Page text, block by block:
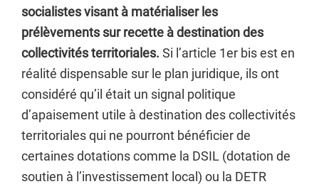
socialistes visant à matérialiser les
prélèvements sur recette à destination des
collectivités territoriales. Si l’article 1er bis est en
réalité dispensable sur le plan juridique, ils ont
considéré qu’il était un signal politique
d’apaisement utile à destination des collectivités
territoriales qui ne pourront bénéficier de
certaines dotations comme la DSIL (dotation de
soutien à l’investissement local) ou la DETR